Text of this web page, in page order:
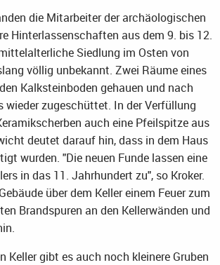
die Mitarbeiter der archäologischen
Hinterlassenschaften aus dem 9. bis 12.
Siedlung im Osten von
völlig unbekannt. Zwei Räume eines
Kalksteinboden gehauen und nach
wieder zugeschüttet. In der Verfüllung
auch eine Pfeilspitze aus
deutet darauf hin, dass in dem Haus
wurden. "Die neuen Funde lassen eine
in das 11. Jahrhundert zu", so Kroker.
über dem Keller einem Feuer zum
Brandspuren an den Kellerwänden und
Keller gibt es auch noch kleinere Gruben